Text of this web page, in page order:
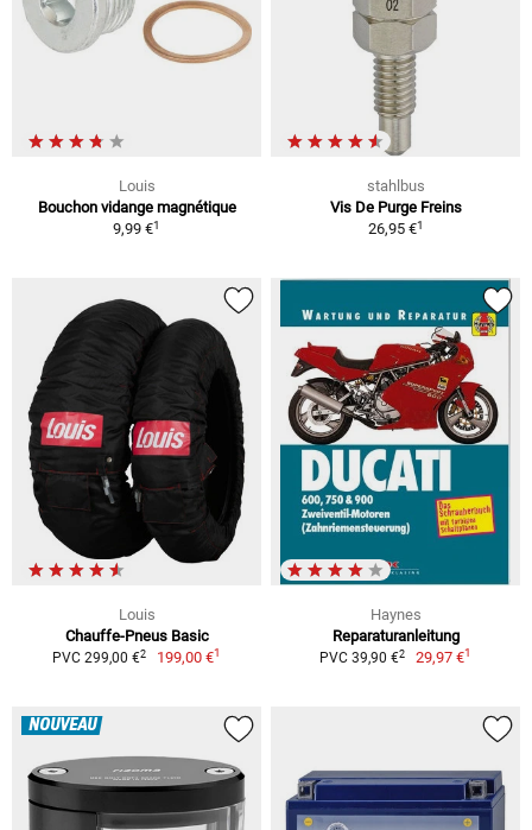
Louis
Bouchon vidange magnétique
9,99 €1
stahlbus
Vis De Purge Freins
26,95 €1
Louis
Chauffe-Pneus Basic
PVC 299,00 €2 199,00 €1
Haynes
Reparaturanleitung
PVC 39,90 €2 29,97 €1
NOUVEAU